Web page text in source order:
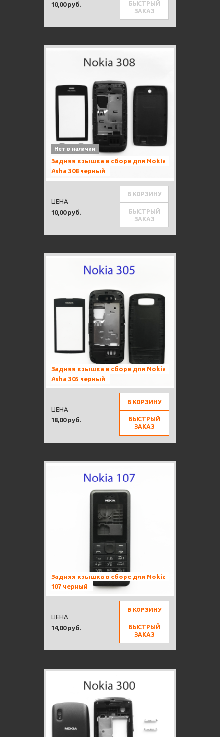
10,00 руб.
БЫСТРЫЙ
ЗАКАЗ
Нет в наличии
Задняя крышка в сборе для Nokia
Asha 308 черный
10,00 руб.
ЦЕНА
В КОРЗИНУ
БЫСТРЫЙ
ЗАКАЗ
Задняя крышка в сборе для Nokia
Asha 305 черный
18,00 руб.
ЦЕНА
В КОРЗИНУ
БЫСТРЫЙ
ЗАКАЗ
Задняя крышка в сборе для Nokia
107 черный
14,00 руб.
ЦЕНА
В КОРЗИНУ
БЫСТРЫЙ
ЗАКАЗ